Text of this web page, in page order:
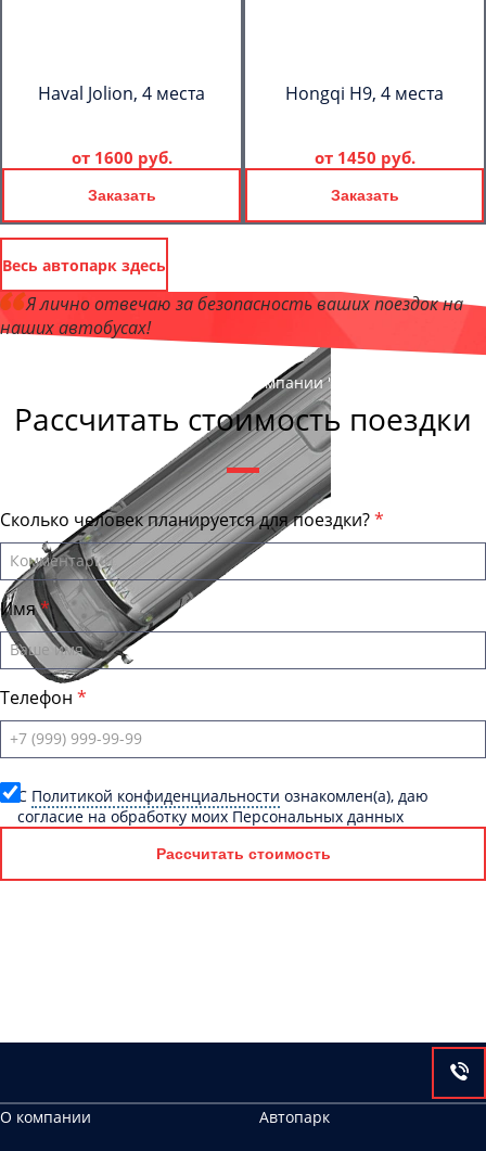
Haval Jolion, 4 места
от 1600 руб.
Заказать
Hongqi H9, 4 места
от 1450 руб.
Заказать
Весь автопарк здесь
Я лично отвечаю за безопасность ваших поездок на
наших автобусах!
, директор компании "ОмскБас"
Рассчитать стоимость поездки
Сколько человек планируется для поездки?
Имя
Телефон
C Политикой конфиденциальности ознакомлен(а), даю
согласие на обработку моих Персональных данных
Рассчитать стоимость
О компании
Автопарк